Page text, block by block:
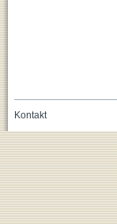
Kontakt